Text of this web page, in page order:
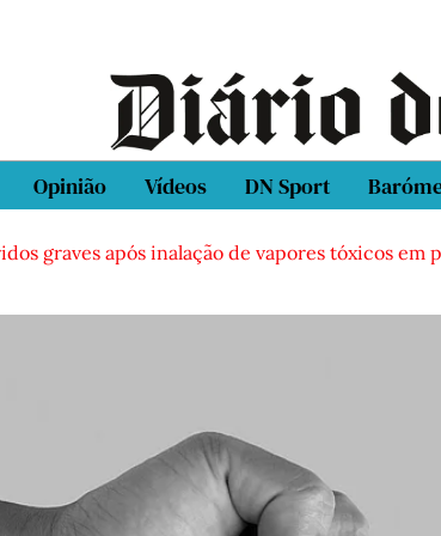
Opinião Vídeos DN Sport
após inalação de vapores tóxicos em